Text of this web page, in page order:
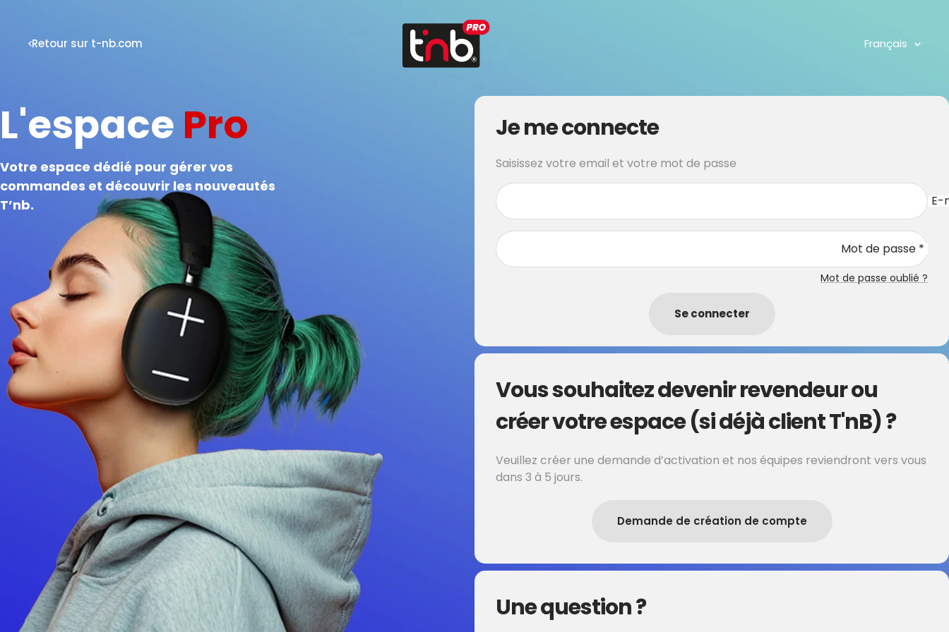
Retour sur t-nb.com Langue
Français
L'espace Pro
Votre espace dédié pour gérer vos
commandes et découvrir les nouveautés
T’nb.
Je me connecte
Saisissez votre email et votre mot de passe
E-
Mot de passe *
Mot de passe oublié ?
Se connecter
Vous souhaitez devenir revendeur ou
créer votre espace (si déjà client T'nB) ?
Veuillez créer une demande d’activation et nos équipes reviendront vers vous
dans 3 à 5 jours.
Demande de création de compte
Une question ?